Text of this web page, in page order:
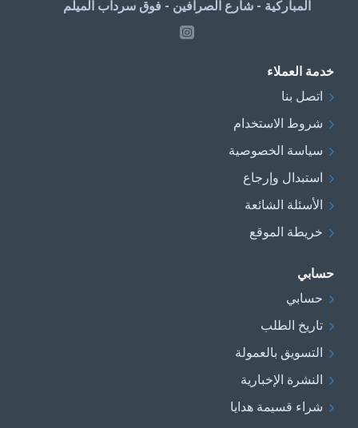
المباركية - شارع الصرافين - فوق سرداب الميلم
خدمة العملاء
اتصل بنا
شروط الاستخدام
سياسة الخصوصية
استبدال وإرجاع
الأسئلة الشائعة
خريطة الموقع
حسابي
حسابي
تاريخ الطلب
التسويق بالعمولة
النشرة الإخبارية
شراء قسيمة هدايا